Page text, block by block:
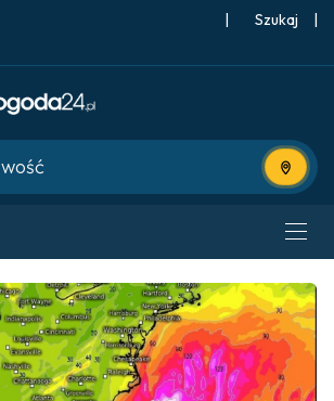
| |
Użyj